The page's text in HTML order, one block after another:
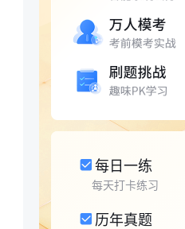
每日一练
每天打卡练习
历年真题